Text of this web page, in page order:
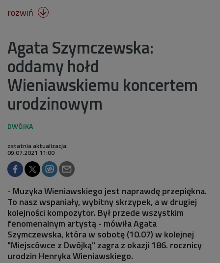
rozwiń 
Agata Szymczewska:
oddamy hołd
Wieniawskiemu koncertem
urodzinowym
ostatnia aktualizacja:
09.07.2021 11:00
- Muzyka Wieniawskiego jest naprawdę przepiękna.
To nasz wspaniały, wybitny skrzypek, a w drugiej
kolejności kompozytor. Był przede wszystkim
fenomenalnym artystą - mówiła Agata
Szymczewska, która w sobotę (10.07) w kolejnej
"Miejscówce z Dwójką" zagra z okazji 186. rocznicy
urodzin Henryka Wieniawskiego.